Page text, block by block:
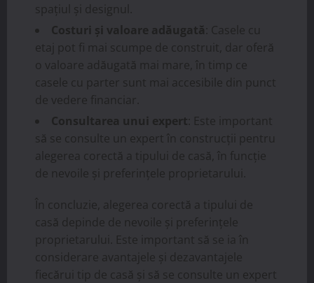
spațiul și designul.
Costuri și valoare adăugată : Casele cu
etaj pot fi mai scumpe de construit, dar oferă
o valoare adăugată mai mare, în timp ce
casele cu parter sunt mai accesibile din punct
de vedere financiar.
Consultarea unui expert : Este important
să se consulte un expert în construcții pentru
alegerea corectă a tipului de casă, în funcție
de nevoile și preferințele proprietarului.
În concluzie, alegerea corectă a tipului de
casă depinde de nevoile și preferințele
proprietarului. Este important să se ia în
considerare avantajele și dezavantajele
fiecărui tip de casă și să se consulte un expert